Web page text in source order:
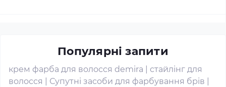
Популярні запити
крем фарба для волосся demira
стайлінг для
волосся
Супутні засоби для фарбування брів